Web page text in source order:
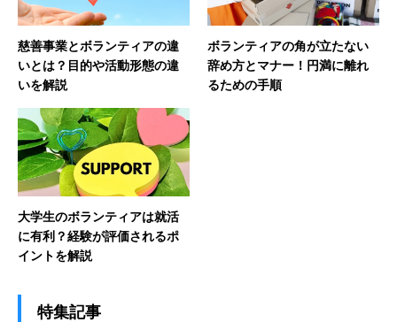
慈善事業とボランティアの違
いとは？目的や活動形態の違
いを解説
ボランティアの角が立たない
辞め方とマナー！円満に離れ
るための手順
大学生のボランティアは就活
に有利？経験が評価されるポ
イントを解説
特集記事